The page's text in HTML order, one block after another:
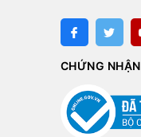
CHỨNG NHẬN